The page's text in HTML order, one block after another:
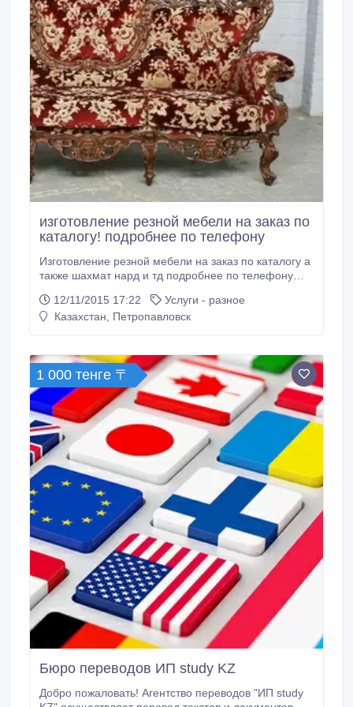
изготовление резной мебели на заказ по
каталогу! подробнее по телефону
Изготовление резной мебели на заказ по каталогу а
также шахмат нард и тд подробнее по телефону
12/11/2015 17:22
Услуги - разное
Казахстан, Петропавловск
1 000 тенге 〒
Бюро переводов ИП study KZ
Добро пожаловать! Агентство переводов "ИП study